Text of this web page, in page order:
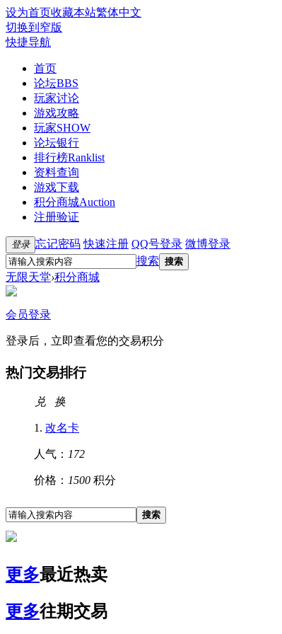
设为首页收藏本站繁体中文
切换到窄版
快捷导航
首页
论坛BBS
玩家讨论
游戏攻略
玩家SHOW
论坛银行
排行榜Ranklist
资料查询
游戏下载
积分商城Auction
注册验证
登录 忘记密码 快速注册 QQ号登录 微博登录
搜索 搜索
无限天堂›积分商城
会员登录
登录后，立即查看您的交易积分
热门交易排行
兑 换
1. 改名卡
人气： 172
价格： 1500 积分
搜索
更多最近热卖
更多往期交易